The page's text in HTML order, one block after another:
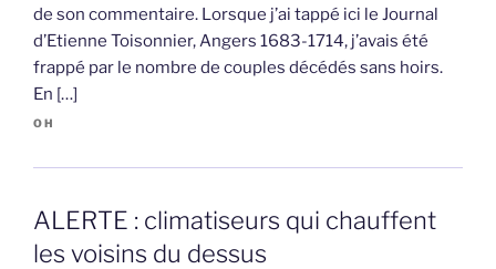
de son commentaire. Lorsque j’ai tappé ici le Journal
d’Etienne Toisonnier, Angers 1683-1714, j’avais été
frappé par le nombre de couples décédés sans hoirs.
En […]
OH
ALERTE : climatiseurs qui chauffent
les voisins du dessus